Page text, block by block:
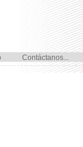
Contáctanos...